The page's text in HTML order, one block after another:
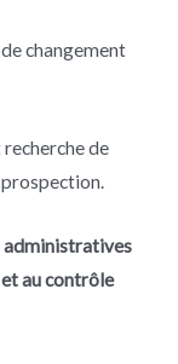
changement
de
administratives
au contrôle